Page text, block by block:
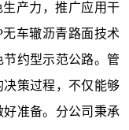
产力，推广应用干
车辙沥青路面技术
约型示范公路。管
策过程，不仅能够
准备。分公司秉承